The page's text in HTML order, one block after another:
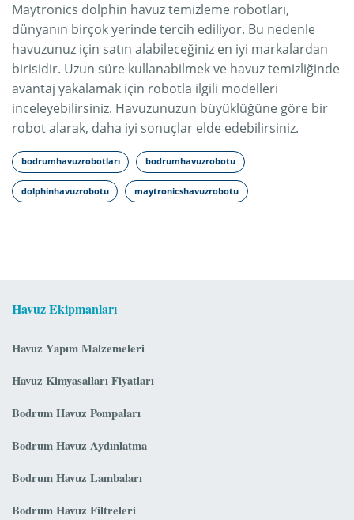
Maytronics dolphin havuz temizleme robotları,
dünyanın birçok yerinde tercih ediliyor. Bu nedenle
havuzunuz için satın alabileceğiniz en iyi markalardan
birisidir. Uzun süre kullanabilmek ve havuz temizliğinde
avantaj yakalamak için robotla ilgili modelleri
inceleyebilirsiniz. Havuzunuzun büyüklüğüne göre bir
robot alarak, daha iyi sonuçlar elde edebilirsiniz.
bodrumhavuzrobotları bodrumhavuzrobotu
dolphinhavuzrobotu maytronicshavuzrobotu
Havuz Ekipmanları
Havuz Yapım Malzemeleri
Havuz Kimyasalları Fiyatları
Bodrum Havuz Pompaları
Bodrum Havuz Aydınlatma
Bodrum Havuz Lambaları
Bodrum Havuz Filtreleri